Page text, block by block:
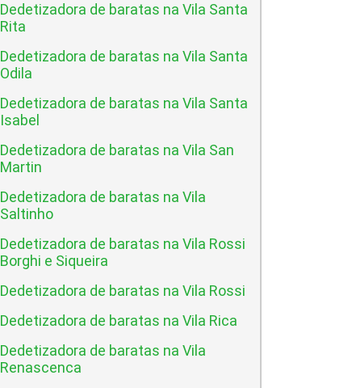
Dedetizadora de baratas na Vila Santa
Rita
Dedetizadora de baratas na Vila Santa
Odila
Dedetizadora de baratas na Vila Santa
Isabel
Dedetizadora de baratas na Vila San
Martin
Dedetizadora de baratas na Vila
Saltinho
Dedetizadora de baratas na Vila Rossi
Borghi e Siqueira
Dedetizadora de baratas na Vila Rossi
Dedetizadora de baratas na Vila Rica
Dedetizadora de baratas na Vila
Renascenca